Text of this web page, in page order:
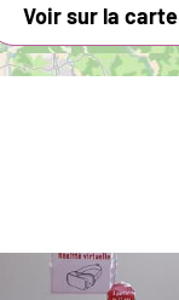
Voir sur la carte